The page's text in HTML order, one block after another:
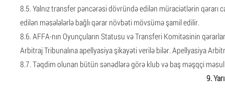
8.5. Yalnız transfer pəncərəsi dövründə edilən müraciətlərin
edilən məsələlərlə bağlı qərar növbəti mövsümə şamil edilir.
8.6. AFFA-nın Oyunçuların Statusu və Transferi Komitəsinin
Arbitraj Tribunalına apellyasiya şikayəti verilə bilər. Apellyasiya
8.7. Təqdim olunan bütün sənədlərə görə klub və baş məşqçi
9.